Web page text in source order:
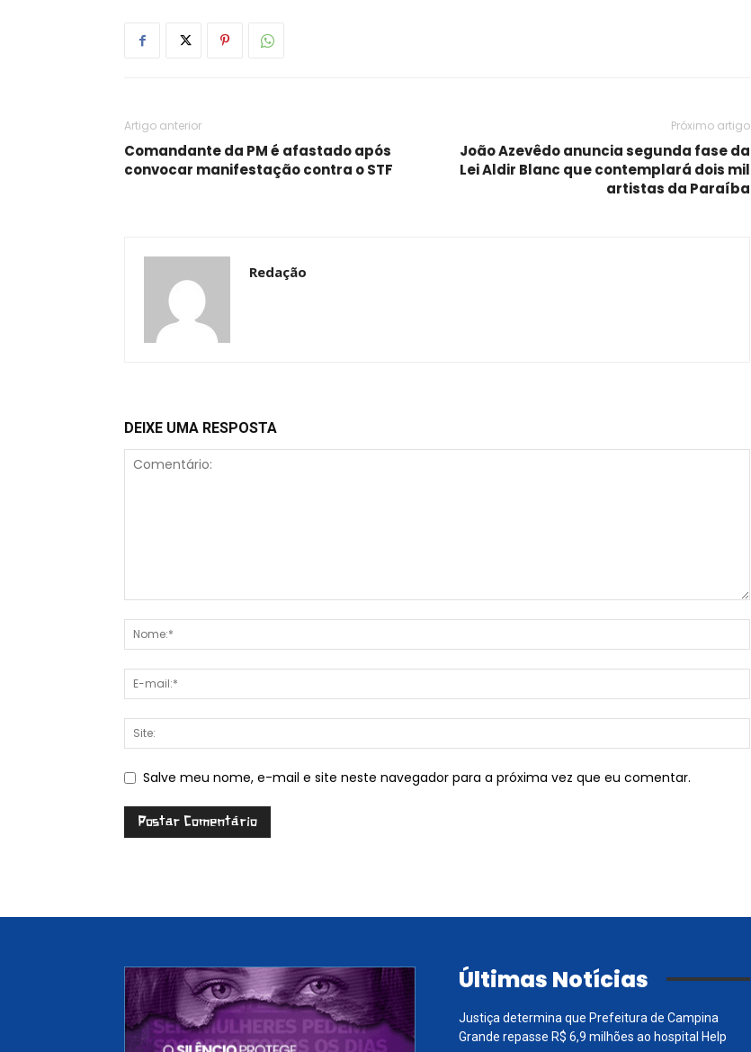
Artigo anterior
Comandante da PM é afastado após
convocar manifestação contra o STF
Próximo artigo
João Azevêdo anuncia segunda fase da
Lei Aldir Blanc que contemplará dois mil
artistas da Paraíba
Redação
DEIXE UMA RESPOSTA
Salve meu nome, e-mail e site neste navegador para a próxima vez que eu comentar.
Últimas Notícias
Justiça determina que Prefeitura de Campina
Grande repasse R$ 6,9 milhões ao hospital Help